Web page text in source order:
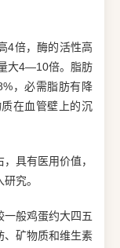
4倍，酶的活性高
大4—10倍。脂肪
，必需脂肪有降
在血管壁上的沉
具有医用价值，
究。
一般鸡蛋约大四五
、矿物质和维生素